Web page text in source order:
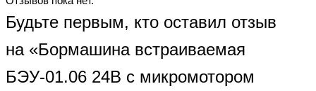
Будьте первым, кто оставил отзыв
на «Бормашина встраиваемая
БЭУ-01.06 24В с микромотором